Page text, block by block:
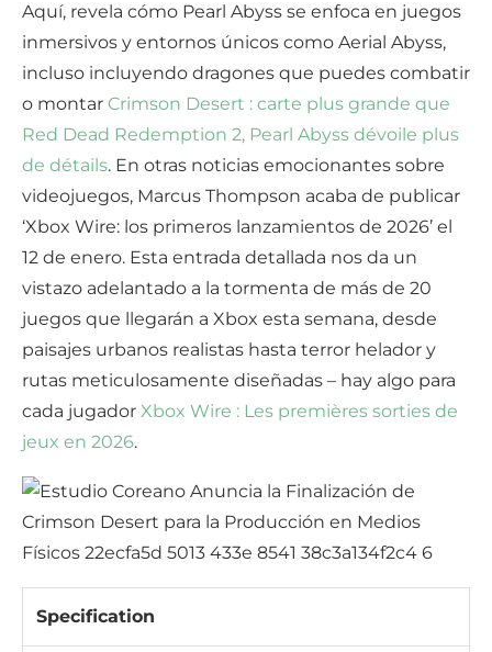
Aquí, revela cómo Pearl Abyss se enfoca en juegos
inmersivos y entornos únicos como Aerial Abyss,
incluso incluyendo dragones que puedes combatir
o montar Crimson Desert : carte plus grande que
Red Dead Redemption 2, Pearl Abyss dévoile plus
de détails. En otras noticias emocionantes sobre
videojuegos, Marcus Thompson acaba de publicar
‘Xbox Wire: los primeros lanzamientos de 2026’ el
12 de enero. Esta entrada detallada nos da un
vistazo adelantado a la tormenta de más de 20
juegos que llegarán a Xbox esta semana, desde
paisajes urbanos realistas hasta terror helador y
rutas meticulosamente diseñadas – hay algo para
cada jugador Xbox Wire : Les premières sorties de
jeux en 2026.
Specification